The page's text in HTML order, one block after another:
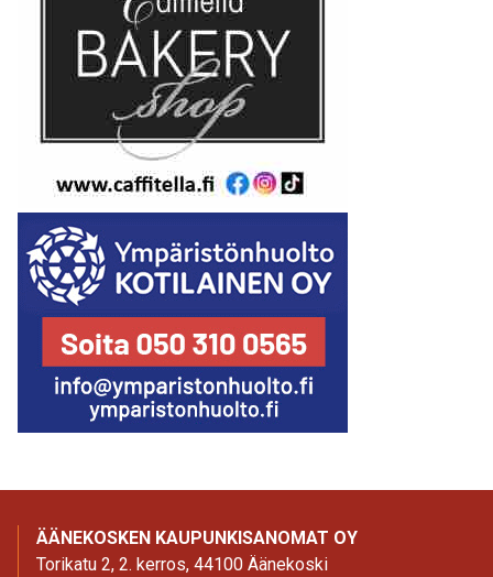
ÄÄNEKOSKEN KAUPUNKISANOMAT OY
Torikatu 2, 2. kerros, 44100 Äänekoski